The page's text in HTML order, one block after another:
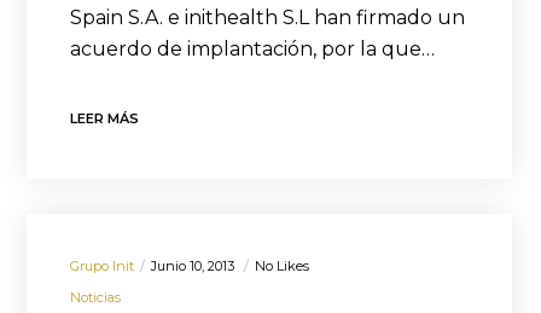
Spain S.A. e inithealth S.L han firmado un
acuerdo de implantación, por la que…
LEER MÁS
Grupo Init Junio 10, 2013
No Likes
Noticias